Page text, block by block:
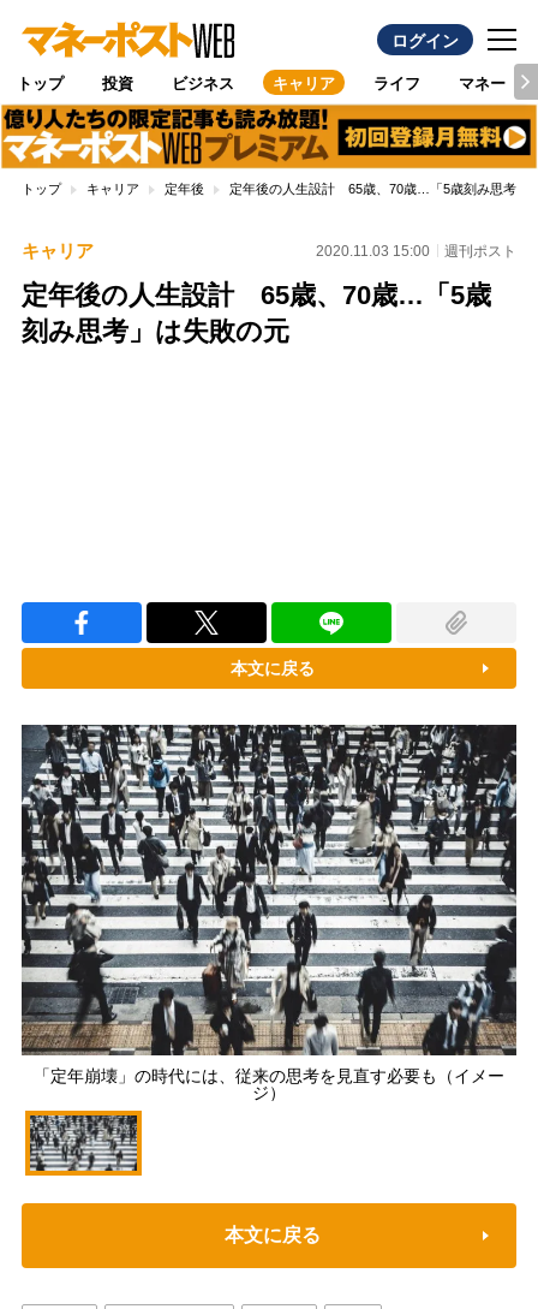
ログイン
トップ 投資 ビジネス キャリア ライフ マネー
トップ キャリア 定年後 定年後の人生設計 65歳、70歳…「5歳刻み思考」
キャリア 2020.11.03 15:00 週刊ポスト
定年後の人生設計 65歳、70歳…「5歳
刻み思考」は失敗の元
本文に戻る
「定年崩壊」の時代には、従来の思考を見直す必要も（イメー
ジ）
本文に戻る